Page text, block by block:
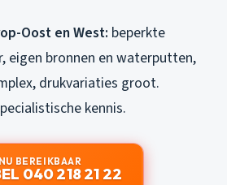
Oost en West: beperkte
eigen bronnen en waterputten,
drukvariaties groot.
kennis.
BEREIKBAAR
040 218 21 22